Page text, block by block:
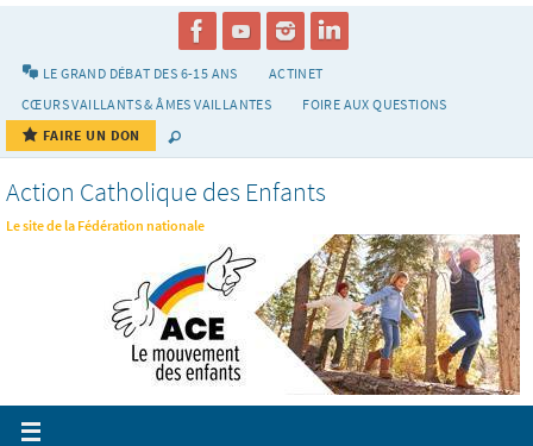
LE GRAND DÉBAT DES 6-15 ANS
ACTINET
CŒURS VAILLANTS & ÂMES VAILLANTES
FOIRE AUX QUESTIONS
FAIRE UN DON
Action Catholique des Enfants
Le site de la Fédération nationale